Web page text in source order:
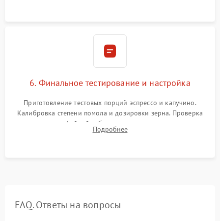
6. Финальное тестирование и настройка
Приготовление тестовых порций эспрессо и капучино.
Калибровка степени помола и дозировки зерна. Проверка
плотности кофейной таблетки, температуры напитка и
качества молочной пены. Контроль отсутствия посторонних
Подробнее
FAQ. Ответы на вопросы